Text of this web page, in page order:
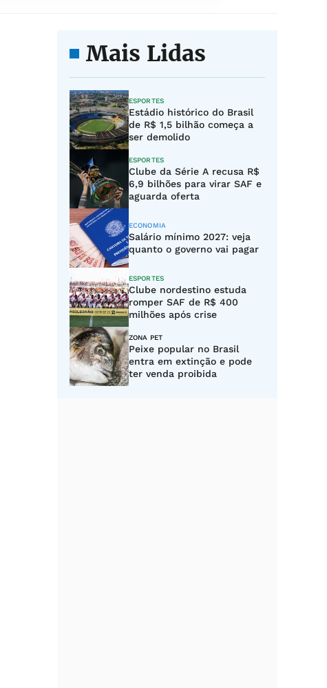
Mais Lidas
ESPORTES
Estádio histórico do Brasil
de R$ 1,5 bilhão começa a
ser demolido
ESPORTES
Clube da Série A recusa R$
6,9 bilhões para virar SAF e
aguarda oferta
ECONOMIA
Salário mínimo 2027: veja
quanto o governo vai pagar
ESPORTES
Clube nordestino estuda
romper SAF de R$ 400
milhões após crise
ZONA PET
Peixe popular no Brasil
entra em extinção e pode
ter venda proibida